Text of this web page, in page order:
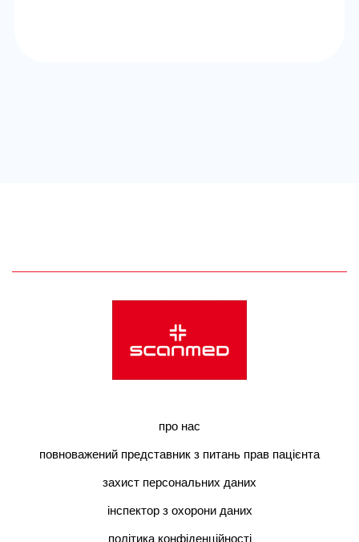
про нас
повноважений представник з питань прав пацієнта
захист персональних даних
інспектор з охорони даних
політика конфіденційності